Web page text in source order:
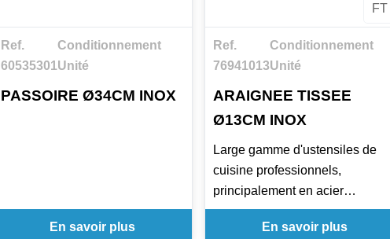
Ref.
60535301
Conditionnement
Unité
PASSOIRE Ø34CM INOX
En savoir plus
FT
Ref.
76941013
Conditionnement
Unité
ARAIGNEE TISSEE
Ø13CM INOX
Large gamme d'ustensiles de
cuisine professionnels,
principalement en acier
inoxydable, y compris des
araignées très résistantes et
En savoir plus